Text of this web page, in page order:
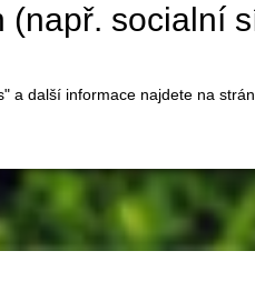
(např. socialní
a další informace najdete na